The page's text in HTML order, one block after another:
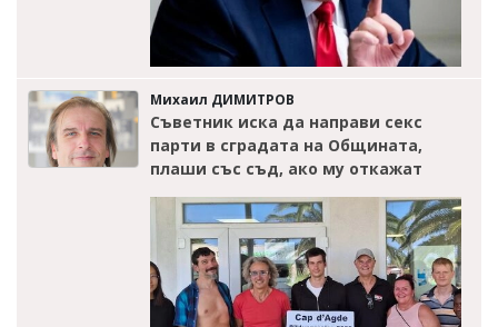
Михаил ДИМИТРОВ
Съветник иска да направи секс
парти в сградата на Общината,
плаши със съд, ако му откажат